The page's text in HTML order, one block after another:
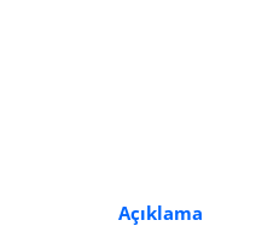
Açıklama